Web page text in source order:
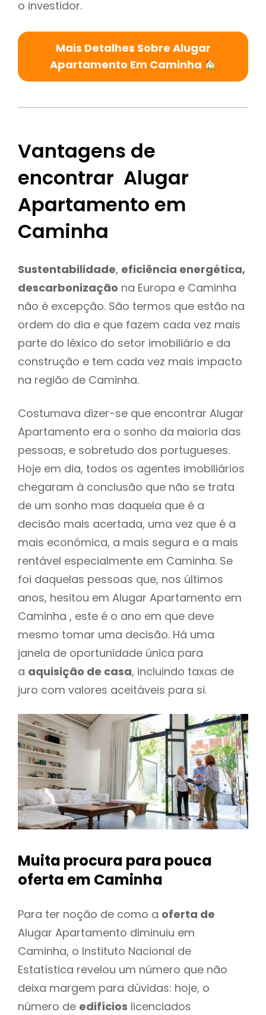
o investidor.
Mais Detalhes Sobre Alugar
Apartamento Em Caminha
Vantagens de
encontrar Alugar
Apartamento em
Caminha
Sustentabilidade, eficiência energética,
descarbonização na Europa e Caminha
não é excepção. São termos que estão na
ordem do dia e que fazem cada vez mais
parte do léxico do setor imobiliário e da
construção e tem cada vez mais impacto
na região de Caminha.
Costumava dizer-se que encontrar Alugar
Apartamento era o sonho da maioria das
pessoas, e sobretudo dos portugueses.
Hoje em dia, todos os agentes imobiliários
chegaram à conclusão que não se trata
de um sonho mas daquela que é a
decisão mais acertada, uma vez que é a
mais económica, a mais segura e a mais
rentável especialmente em Caminha. Se
foi daquelas pessoas que, nos últimos
anos, hesitou em Alugar Apartamento em
Caminha , este é o ano em que deve
mesmo tomar uma decisão. Há uma
janela de oportunidade única para
a aquisição de casa, incluindo taxas de
juro com valores aceitáveis para si.
Muita procura para pouca
oferta em Caminha
Para ter noção de como a oferta de
Alugar Apartamento diminuiu em
Caminha, o Instituto Nacional de
Estatística revelou um número que não
deixa margem para dúvidas: hoje, o
número de edifícios licenciados